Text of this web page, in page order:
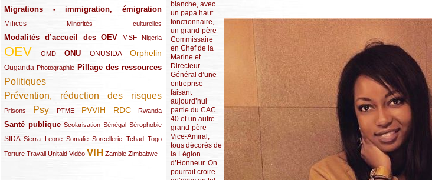
Migrations - immigration, émigration
(67/289)
Milices
(34/289) Minorités culturelles
(15/289)
Modalités d’accueil des OEV
(58/289) MSF
(54/289) Nigeria
(27/289)
OEV
(269/289) OMD
(26/289) ONU
(58/289) ONUSIDA
(44/289) Orphelin
(112/289)
Ouganda
(29/289) Photographie
(27/289) Pillage des ressources
(77/289)
Politiques
(120/289)
Prévention, réduction des risques
(131/289)
Prisons
(22/289) Psy
(119/289) PTME
(12/289) PVVIH
(111/289) RDC
(104/289) Rwanda
(23/289)
Santé publique
(59/289) Scolarisation
(9/289) Sénégal
(13/289) Sérophobie
(19/289)
SIDA
(29/289)Sierra Leone
(13/289) Somalie
(12/289) Sorcellerie
(19/289) Tchad
(10/289) Togo
(15/289)
Torture
(17/289)Travail
(21/289) Unitaid
(26/289) Vidéo
(23/289) VIH
(154/289) Zambie
(12/289) Zimbabwe
(21/289)
blanche, avec
un papa haut
fonctionnaire,
un grand-père
Commissaire
en Chef de la
Marine et
Directeur
Général d’une
entreprise
faisant
aujourd’hui
partie du CAC
40 et un autre
grand-père
Vice-Amiral,
tous décorés de
la Légion
d’Honneur. On
pourrait croire